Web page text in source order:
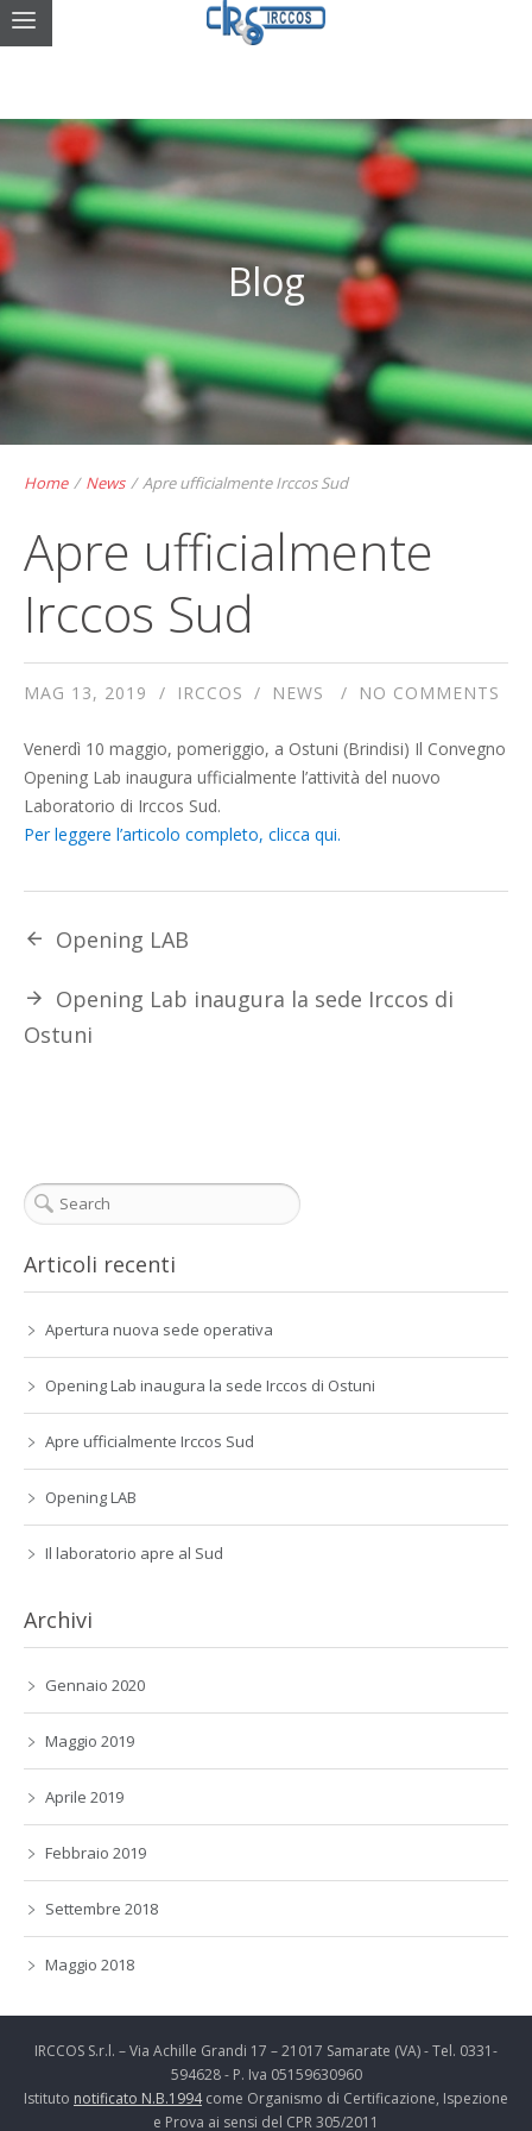
Blog
Home / News /Apre ufficialmente Irccos Sud
Apre ufficialmente
Irccos Sud
MAG 13, 2019 IRCCOS NEWS NO COMMENTS
Venerdì 10 maggio, pomeriggio, a Ostuni (Brindisi) Il Convegno
Opening Lab inaugura ufficialmente l’attività del nuovo
Laboratorio di Irccos Sud.
Per leggere l’articolo completo, clicca qui.
Opening LAB
Opening Lab inaugura la sede Irccos di
Ostuni
Articoli recenti
Apertura nuova sede operativa
Opening Lab inaugura la sede Irccos di Ostuni
Apre ufficialmente Irccos Sud
Opening LAB
Il laboratorio apre al Sud
Archivi
Gennaio 2020
Maggio 2019
Aprile 2019
Febbraio 2019
Settembre 2018
Maggio 2018
IRCCOS S.r.l. – Via Achille Grandi 17 – 21017 Samarate (VA) - Tel. 0331-
594628 - P. Iva 05159630960
Istituto notificato N.B.1994come Organismo di Certificazione, Ispezione
e Prova ai sensi del CPR 305/2011